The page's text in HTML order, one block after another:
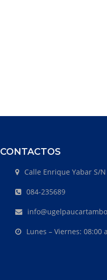
CONTACTOS
Calle Enrique Yabar S/
084-235689
Lunes – Viernes: 08:00